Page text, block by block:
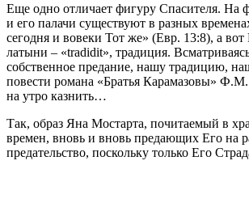
Еще одно отличает фигуру Спасителя. На
и его палачи существуют в разных
сегодня и вовеки Тот же» (Евр. 13:8), а
латыни – «tradidit», традиция.
собственное предание, нашу традицию,
повести романа «Братья Карамазовы»
на утро казнить…
Так, образ Яна Мостарта, почитаемый в
времен, вновь и вновь предающих Его на
предательство, поскольку только Его